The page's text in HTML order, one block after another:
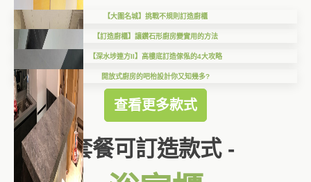
【大圍名城】挑戰不規則訂造廚櫃
【訂造廚櫃】讓鑽石形廚房變實用的方法
【深水埗連方II】高樓底訂造傢俬的4大攻略
開放式廚房的吧枱設計你又知幾多?
查看更多款式
套餐可訂造款式 -